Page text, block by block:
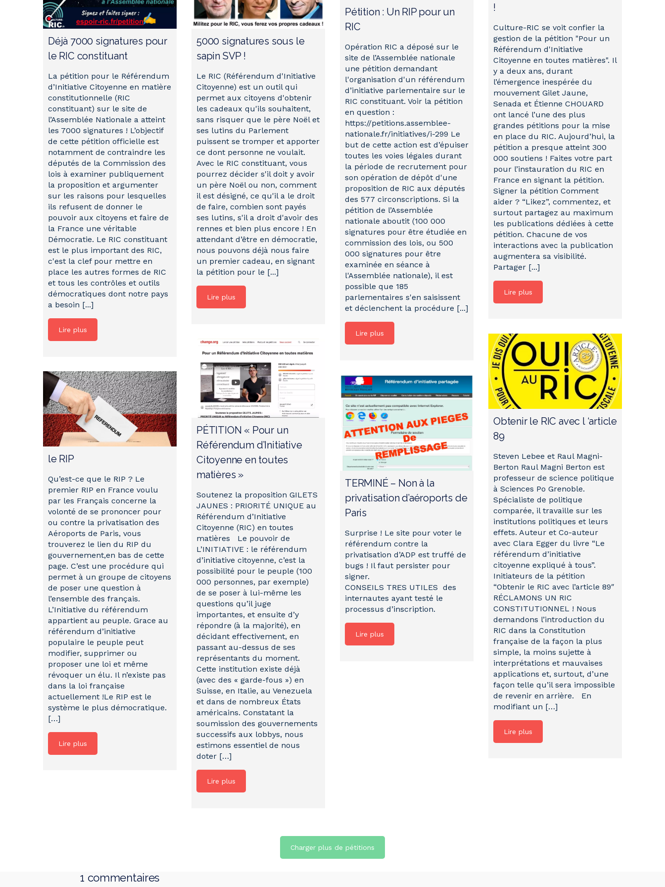
Déjà 7000 signatures pour
le RIC constituant
La pétition pour le Référendum
d’Initiative Citoyenne en matière
constitutionnelle (RIC
constituant) sur le site de
l’Assemblée Nationale a atteint
les 7000 signatures ! L’objectif
de cette pétition officielle est
notamment de contraindre les
députés de la Commission des
lois à examiner publiquement
la proposition et argumenter
sur les raisons pour lesquelles
ils refusent de donner le
pouvoir aux citoyens et faire de
la France une véritable
Démocratie. Le RIC constituant
est le plus important des RIC,
c'est la clef pour mettre en
place les autres formes de RIC
et tous les contrôles et outils
démocratiques dont notre pays
a besoin [...]
Lire plus
5000 signatures sous le
sapin SVP !
Le RIC (Référendum d'Initiative
Citoyenne) est un outil qui
permet aux citoyens d'obtenir
les cadeaux qu'ils souhaitent,
sans risquer que le père Noël et
ses lutins du Parlement
puissent se tromper et apporter
ce dont personne ne voulait.
Avec le RIC constituant, vous
pourrez décider s'il doit y avoir
un père Noël ou non, comment
il est désigné, ce qu'il a le droit
de faire, combien sont payés
ses lutins, s'il a droit d'avoir des
rennes et bien plus encore ! En
attendant d’être en démocratie,
nous pouvons déjà nous faire
un premier cadeau, en signant
la pétition pour le [...]
Lire plus
Pétition : Un RIP pour un
RIC
Opération RIC a déposé sur le
site de l’Assemblée nationale
une pétition demandant
l'organisation d'un référendum
d’initiative parlementaire sur le
RIC constituant. Voir la pétition
en question :
https://petitions.assemblee-
nationale.fr/initiatives/i-299 Le
but de cette action est d’épuiser
toutes les voies légales durant
la période de recrutement pour
son opération de dépôt d'une
proposition de RIC aux députés
des 577 circonscriptions. Si la
pétition de l’Assemblée
nationale aboutit (100 000
signatures pour être étudiée en
commission des lois, ou 500
000 signatures pour être
examinée en séance à
l'Assemblée nationale), il est
possible que 185
parlementaires s'en saisissent
et déclenchent la procédure [...]
Lire plus
!
Culture-RIC se voit confier la
gestion de la pétition "Pour un
Référendum d'Initiative
Citoyenne en toutes matières". Il
y a deux ans, durant
l’émergence inespérée du
mouvement Gilet Jaune,
Senada et Étienne CHOUARD
ont lancé l’une des plus
grandes pétitions pour la mise
en place du RIC. Aujourd’hui, la
pétition a presque atteint 300
000 soutiens ! Faites votre part
pour l’instauration du RIC en
France en signant la pétition.
Signer la pétition Comment
aider ? “Likez”, commentez, et
surtout partagez au maximum
les publications dédiées à cette
pétition. Chacune de vos
interactions avec la publication
augmentera sa visibilité.
Partager [...]
Lire plus
Obtenir le RIC avec l ‘article
89
Steven Lebee et Raul Magni-
Berton Raul Magni Berton est
professeur de science politique
à Sciences Po Grenoble.
Spécialiste de politique
comparée, il travaille sur les
institutions politiques et leurs
effets. Auteur et Co-auteur
avec Clara Egger du livre “Le
référendum d’initiative
citoyenne expliqué à tous”.
Initiateurs de la pétition
“Obtenir le RIC avec l’article 89″
RÉCLAMONS UN RIC
CONSTITUTIONNEL ! Nous
demandons l’introduction du
RIC dans la Constitution
française de la façon la plus
simple, la moins sujette à
interprétations et mauvaises
applications et, surtout, d’une
façon telle qu’il sera impossible
de revenir en arrière. En
modifiant un […]
Lire plus
PÉTITION « Pour un
Référendum d’Initiative
Citoyenne en toutes
matières »
Soutenez la proposition GILETS
JAUNES : PRIORITÉ UNIQUE au
Référendum d’Initiative
Citoyenne (RIC) en toutes
matières Le pouvoir de
L’INITIATIVE : le référendum
d’initiative citoyenne, c’est la
possibilité pour le peuple (100
000 personnes, par exemple)
de se poser à lui-même les
questions qu’il juge
importantes, et ensuite d’y
répondre (à la majorité), en
décidant effectivement, en
passant au-dessus de ses
représentants du moment.
Cette institution existe déjà
(avec des « garde-fous ») en
Suisse, en Italie, au Venezuela
et dans de nombreux États
américains. Constatant la
soumission des gouvernements
successifs aux lobbys, nous
estimons essentiel de nous
doter […]
Lire plus
le RIP
Qu’est-ce que le RIP ? Le
premier RIP en France voulu
par les Français concerne la
volonté de se prononcer pour
ou contre la privatisation des
Aéroports de Paris, vous
trouverez le lien du RIP du
gouvernement,en bas de cette
page. C’est une procédure qui
permet à un groupe de citoyens
de poser une question à
l’ensemble des français.
L’Initiative du référendum
appartient au peuple. Grace au
référendum d’initiative
populaire le peuple peut
modifier, supprimer ou
proposer une loi et même
révoquer un élu. Il n’existe pas
dans la loi française
actuellement !Le RIP est le
système le plus démocratique.
[…]
Lire plus
TERMINÉ – Non à la
privatisation d’aéroports de
Paris
Surprise ! Le site pour voter le
référendum contre la
privatisation d’ADP est truffé de
bugs ! Il faut persister pour
signer.
CONSEILS TRES UTILES des
internautes ayant testé le
processus d’inscription.
Lire plus
Charger plus de pétitions
1 commentaires